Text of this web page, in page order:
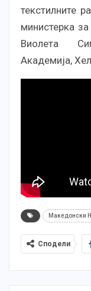
текстилните
министерка
Виолета
Академија,
Македонски
Сподели